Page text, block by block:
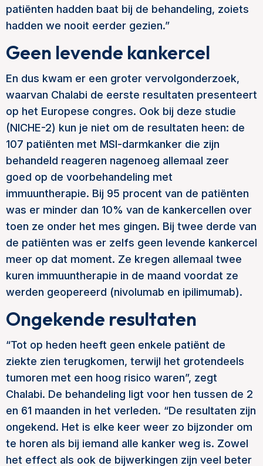
patiënten hadden baat bij de behandeling, zoiets
hadden we nooit eerder gezien.”
Geen levende kankercel
En dus kwam er een groter vervolgonderzoek,
waarvan Chalabi de eerste resultaten presenteert
op het Europese congres. Ook bij deze studie
(NICHE-2) kun je niet om de resultaten heen: de
107 patiënten met MSI-darmkanker die zijn
behandeld reageren nagenoeg allemaal zeer
goed op de voorbehandeling met
immuuntherapie. Bij 95 procent van de patiënten
was er minder dan 10% van de kankercellen over
toen ze onder het mes gingen. Bij twee derde van
de patiënten was er zelfs geen levende kankercel
meer op dat moment. Ze kregen allemaal twee
kuren immuuntherapie in de maand voordat ze
werden geopereerd (nivolumab en ipilimumab).
Ongekende resultaten
“Tot op heden heeft geen enkele patiënt de
ziekte zien terugkomen, terwijl het grotendeels
tumoren met een hoog risico waren”, zegt
Chalabi. De behandeling ligt voor hen tussen de 2
en 61 maanden in het verleden. “De resultaten zijn
ongekend. Het is elke keer weer zo bijzonder om
te horen als bij iemand alle kanker weg is. Zowel
het effect als ook de bijwerkingen zijn veel beter